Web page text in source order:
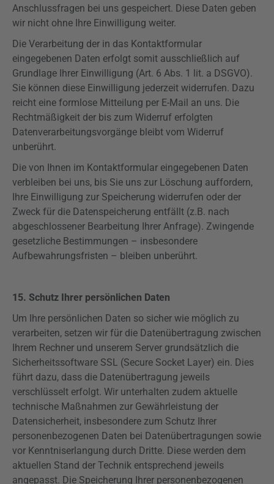
Anschlussfragen bei uns gespeichert. Diese Daten geben
wir nicht ohne Ihre Einwilligung weiter.
Die Verarbeitung der in das Kontaktformular
eingegebenen Daten erfolgt somit ausschließlich auf
Grundlage Ihrer Einwilligung (Art. 6 Abs. 1 lit. a DSGVO).
Sie können diese Einwilligung jederzeit widerrufen. Dazu
reicht eine formlose Mitteilung per E-Mail an uns. Die
Rechtmäßigkeit der bis zum Widerruf erfolgten
Datenverarbeitungsvorgänge bleibt vom Widerruf
unberührt.
Die von Ihnen im Kontaktformular eingegebenen Daten
verbleiben bei uns, bis Sie uns zur Löschung auffordern,
Ihre Einwilligung zur Speicherung widerrufen oder der
Zweck für die Datenspeicherung entfällt (z.B. nach
abgeschlossener Bearbeitung Ihrer Anfrage). Zwingende
gesetzliche Bestimmungen – insbesondere
Aufbewahrungsfristen – bleiben unberührt.
15. Schutz Ihrer persönlichen Daten
Um Ihre persönlichen Daten so sicher wie möglich zu
verarbeiten, setzen wir für die Datenübertragung zwischen
Ihrem Rechner und unserem Server grundsätzlich die
Sicherheitssoftware SSL (Secure Socket Layer) ein. Dies
führt dazu, dass die Datenübertragung jeweils
verschlüsselt erfolgt. Wir unterhalten zudem aktuelle
technische Maßnahmen zur Gewährleistung der
Datensicherheit, insbesondere zum Schutz Ihrer
personenbezogenen Daten bei Datenübertragungen sowie
vor Kenntniserlangung durch Dritte. Diese werden dem
aktuellen Stand der Technik entsprechend jeweils
angepasst. Die Speicherung Ihrer personenbezogenen